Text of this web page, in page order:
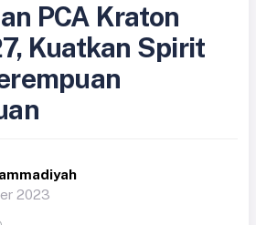
PCA Kraton
Kuatkan Spirit
2023